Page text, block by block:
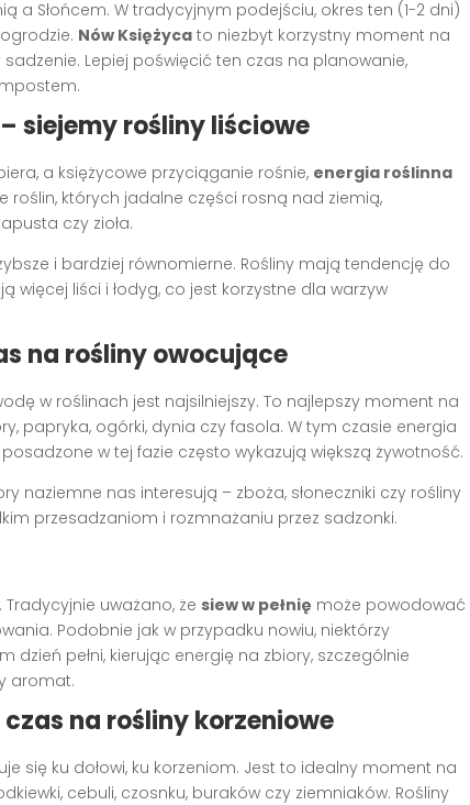
a Słońcem. W tradycyjnym podejściu, okres ten (1-2 dni)
Nów Księżyca to niezbyt korzystny moment na
Lepiej poświęcić ten czas na planowanie,
siejemy rośliny liściowe
a księżycowe przyciąganie rośnie, energia roślinna
roślin, których jadalne części rosną nad ziemią,
czy zioła.
i bardziej równomierne. Rośliny mają tendencję do
więcej liści i łodyg, co jest korzystne dla warzyw
na rośliny owocujące
w roślinach jest najsilniejszy. To najlepszy moment na
papryka, ogórki, dynia czy fasola. W tym czasie energia
w tej fazie często wykazują większą żywotność.
naziemne nas interesują – zboża, słoneczniki czy rośliny
przesadzaniom i rozmnażaniu przez sadzonki.
uważano, że siew w pełnię może powodować
Podobnie jak w przypadku nowiu, niektórzy
pełni, kierując energię na zbiory, szczególnie
aromat.
na rośliny korzeniowe
się ku dołowi, ku korzeniom. Jest to idealny moment na
cebuli, czosnku, buraków czy ziemniaków. Rośliny